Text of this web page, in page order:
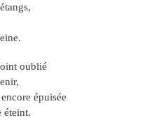
oublié
épuisée
éteint.